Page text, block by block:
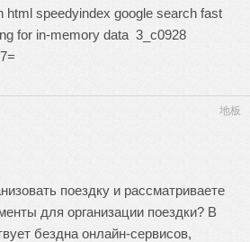
html speedyindex google search fast
for in-memory data 3_c0928
地板
поездку и рассматриваете
для организации поездки? В
бездна онлайн-сервисов,